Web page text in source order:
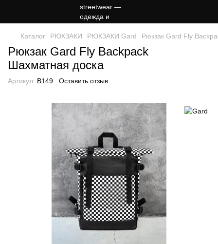
Каталог РЮКЗАКИ РЮКЗАКИ Gard Рюкзак Gard Fly
Рюкзак Gard Fly Backpack
Шахматная доска
Артикул: B149 Оставить отзыв